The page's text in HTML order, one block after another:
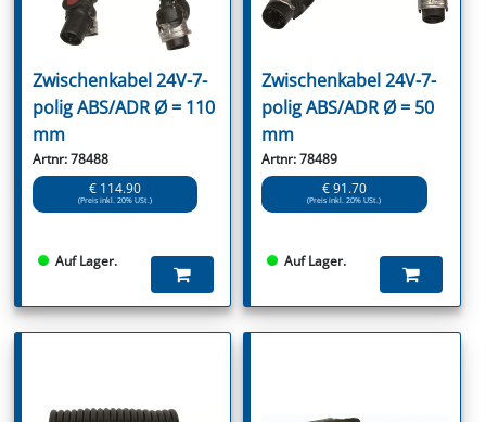
Zwischenkabel 24V-7-
polig ABS/ADR Ø = 110
mm
Artnr: 78488
€ 114.90
(Preis inkl. 20% USt.)
Auf Lager.
Zwischenkabel 24V-7-
polig ABS/ADR Ø = 50
mm
Artnr: 78489
€ 91.70
(Preis inkl. 20% USt.)
Auf Lager.